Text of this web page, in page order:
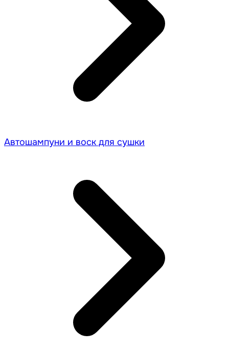
Автошампуни и воск для сушки